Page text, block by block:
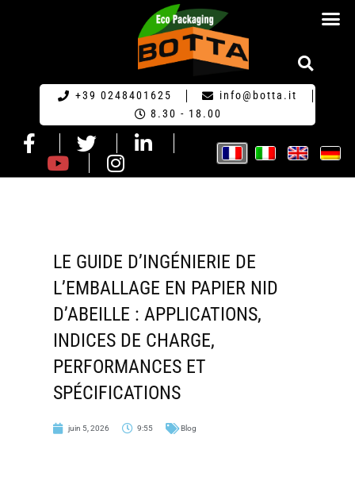
+39 0248401625
info@botta.it
8.30 - 18.00
LE GUIDE D’INGÉNIERIE DE
L’EMBALLAGE EN PAPIER NID
D’ABEILLE : APPLICATIONS,
INDICES DE CHARGE,
PERFORMANCES ET
SPÉCIFICATIONS
juin 5, 2026 9:55 Blog